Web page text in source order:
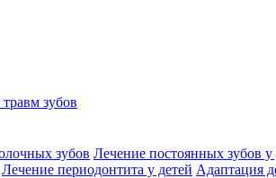
зубов
зубов Лечение постоянных зубов у
Лечение периодонтита у детей Адаптация